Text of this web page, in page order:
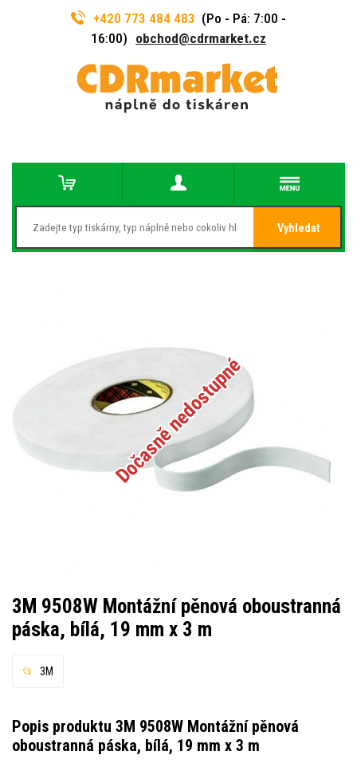
+420 773 484 483 (Po - Pá: 7:00 -
16:00) obchod@cdrmarket.cz
Vyhledat
Dočasně nedostupné
3M 9508W Montážní pěnová oboustranná
páska, bílá, 19 mm x 3 m
3M
Popis produktu 3M 9508W Montážní pěnová
oboustranná páska, bílá, 19 mm x 3 m